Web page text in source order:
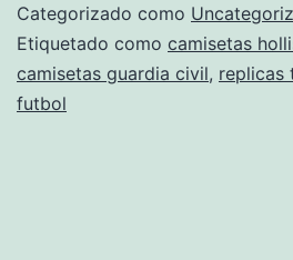
Categorizado como
Etiquetado como camisetas
camisetas guardia civil, replicas
futbol